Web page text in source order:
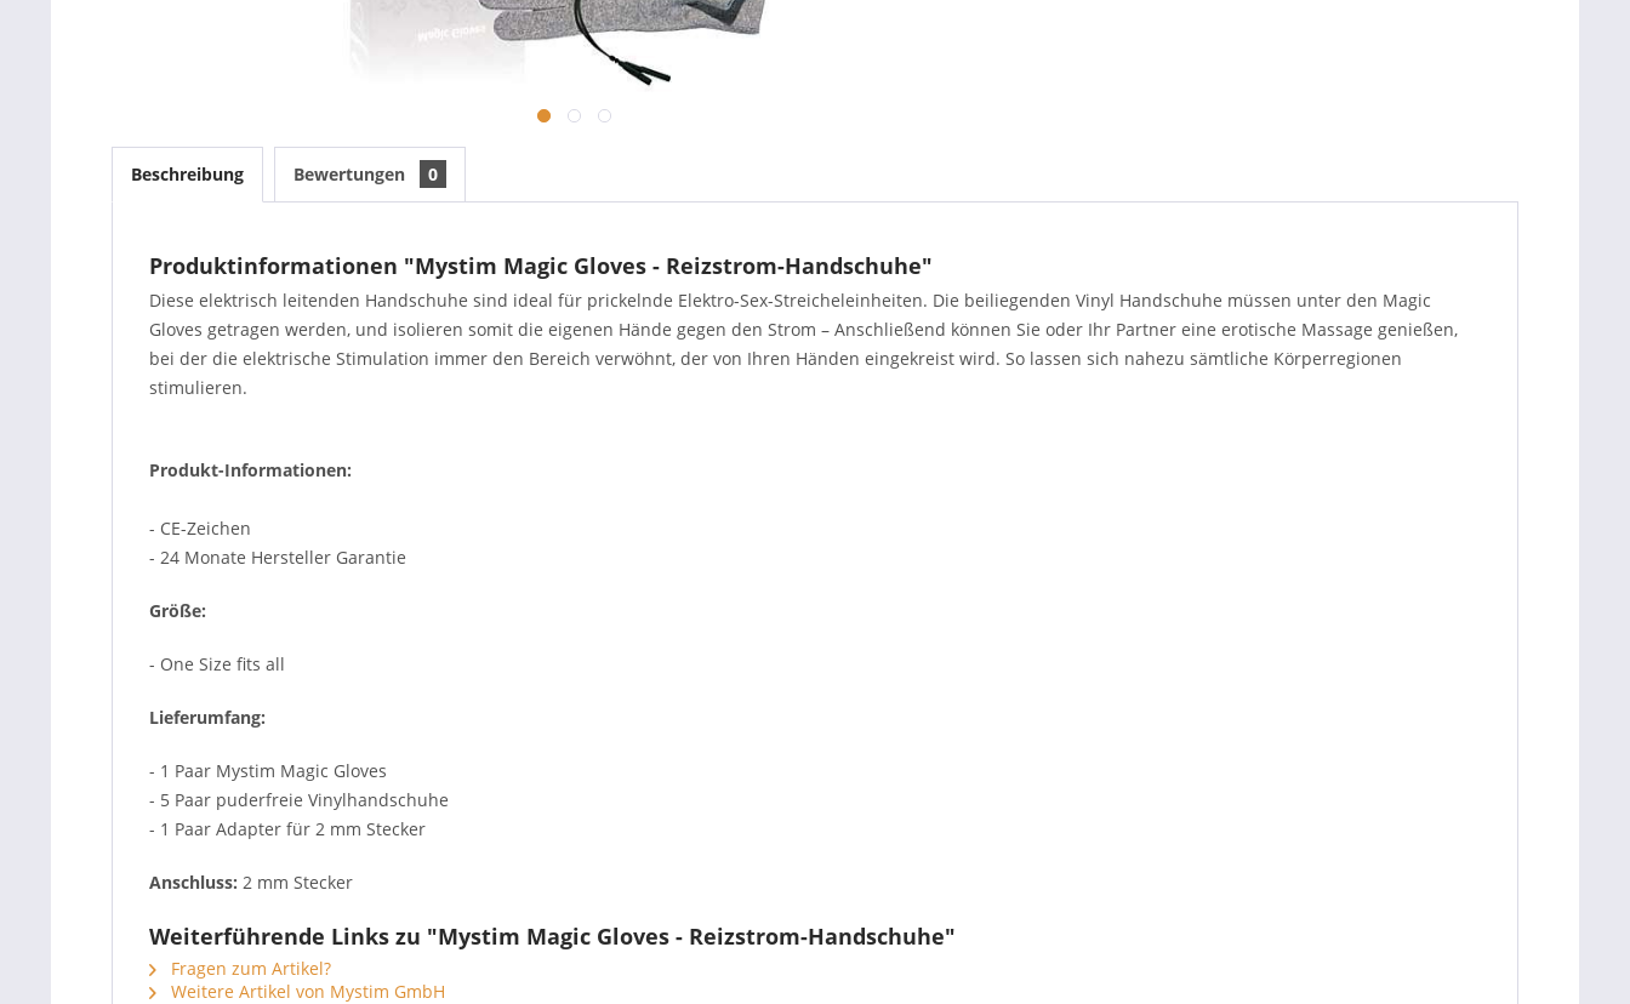
Beschreibung Bewertungen 0
Produktinformationen "Mystim Magic Gloves - Reizstrom-Handschuhe"
Diese elektrisch leitenden Handschuhe sind ideal für prickelnde Elektro-Sex-Streicheleinheiten. Die beiliegenden Vinyl Handschuhe müssen unter den Magic
Gloves getragen werden, und isolieren somit die eigenen Hände gegen den Strom – Anschließend können Sie oder Ihr Partner eine erotische Massage genießen,
bei der die elektrische Stimulation immer den Bereich verwöhnt, der von Ihren Händen eingekreist wird. So lassen sich nahezu sämtliche Körperregionen
stimulieren.
Produkt-Informationen:
- CE-Zeichen
- 24 Monate Hersteller Garantie
Größe:
- One Size fits all
Lieferumfang:
- 1 Paar Mystim Magic Gloves
- 5 Paar puderfreie Vinylhandschuhe
- 1 Paar Adapter für 2 mm Stecker
Anschluss: 2 mm Stecker
Weiterführende Links zu "Mystim Magic Gloves - Reizstrom-Handschuhe"
Fragen zum Artikel?
Weitere Artikel von Mystim GmbH